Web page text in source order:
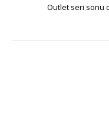
Outlet seri sonu